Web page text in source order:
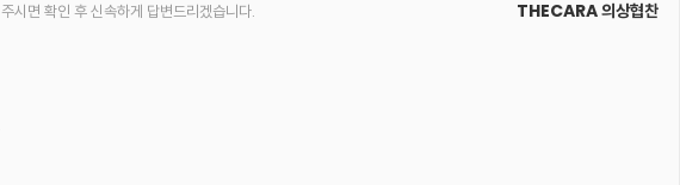
주시면 확인 후 신속하게 답변드리겠습니다.
THECARA 의상협찬